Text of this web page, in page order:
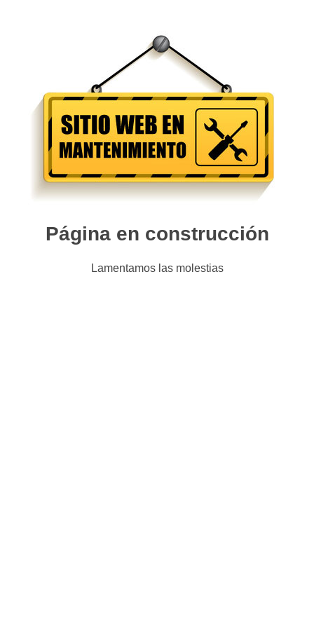
Página en construcción
Lamentamos las molestias